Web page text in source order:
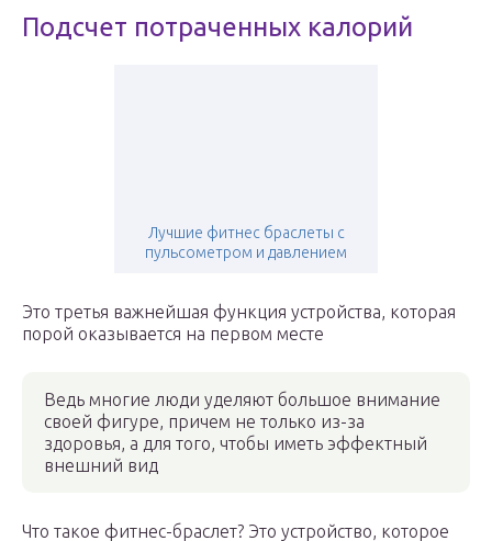
Подсчет потраченных калорий
Лучшие фитнес браслеты с
пульсометром и давлением
Это третья важнейшая функция устройства, которая
порой оказывается на первом месте
Ведь многие люди уделяют большое внимание
своей фигуре, причем не только из-за
здоровья, а для того, чтобы иметь эффектный
внешний вид
Что такое фитнес-браслет? Это устройство, которое